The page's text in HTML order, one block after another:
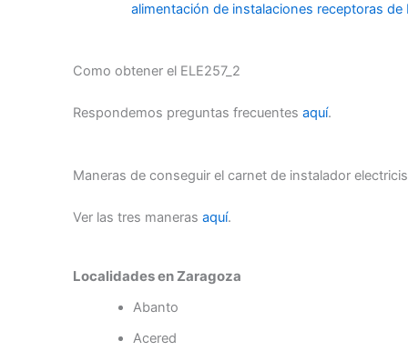
alimentación de instalaciones receptoras de
Como obtener el ELE257_2
Respondemos preguntas frecuentes aquí.
Maneras de conseguir el carnet de instalador
Ver las tres maneras aquí.
Localidades en Zaragoza
Abanto
Acered